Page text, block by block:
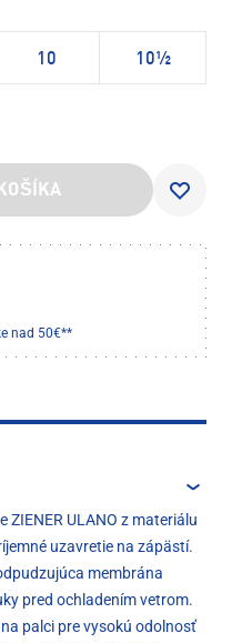
10 10½
nad 50€**
ZIENER ULANO z materiálu
uzavretie na zápästí.
membrána
pred ochladením vetrom.
palci pre vysokú odolnosť